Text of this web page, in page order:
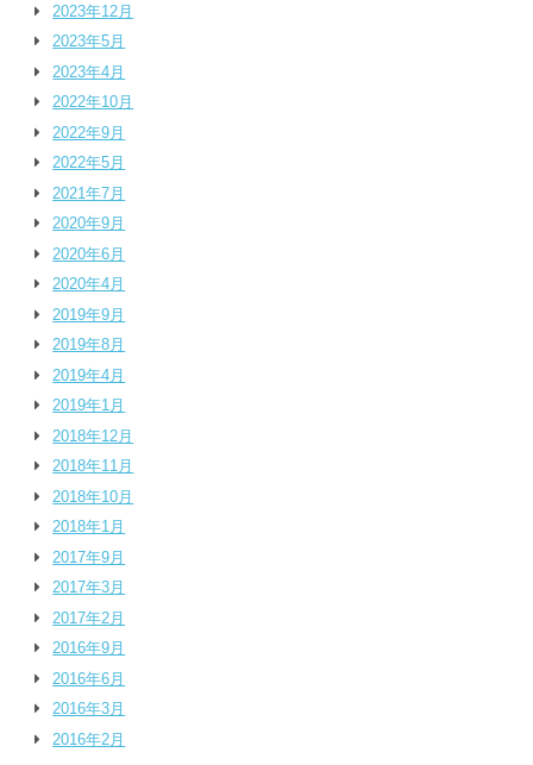
2023年12月
2023年5月
2023年4月
2022年10月
2022年9月
2022年5月
2021年7月
2020年9月
2020年6月
2020年4月
2019年9月
2019年8月
2019年4月
2019年1月
2018年12月
2018年11月
2018年10月
2018年1月
2017年9月
2017年3月
2017年2月
2016年9月
2016年6月
2016年3月
2016年2月